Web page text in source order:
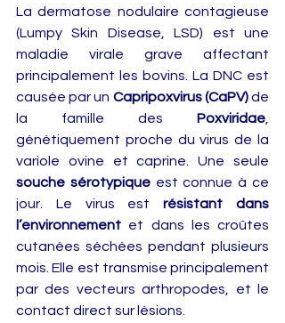
La dermatose nodulaire contagieuse
(Lumpy Skin Disease, LSD) est une
maladie virale grave affectant
principalement les bovins. La DNC est
causée par un Capripoxvirus (CaPV) de
la famille des Poxviridae
génétiquement proche du virus de la
souche sérotypique est connue à ce
jour. Le virus est résistant dans
l’environnement et dans les croûtes
cutanées séchées pendant plusieurs
mois. Elle est transmise principalement
par des vecteurs arthropodes, et le
contact direct sur lésions.